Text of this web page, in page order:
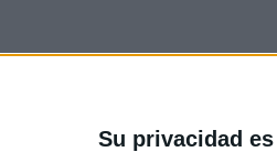
Su privacidad